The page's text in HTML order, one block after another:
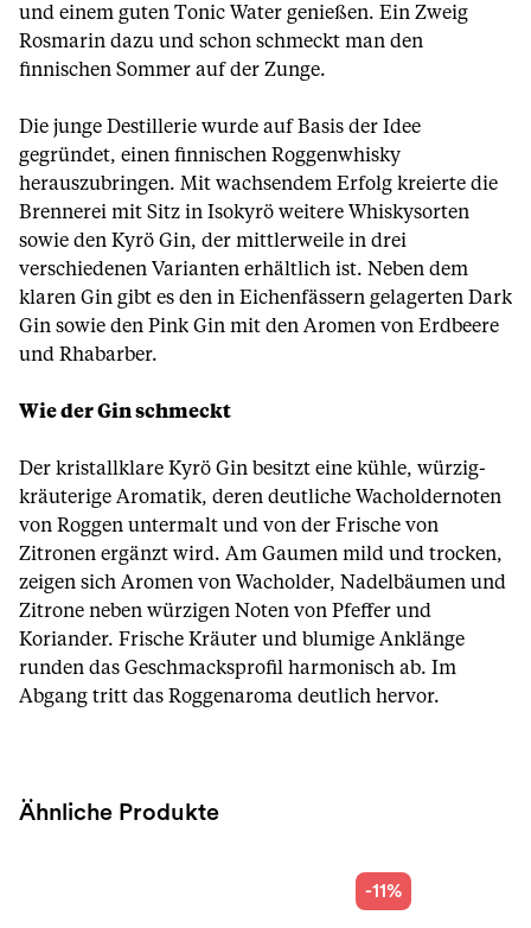
und einem guten Tonic Water genießen. Ein Zweig
Rosmarin dazu und schon schmeckt man den
finnischen Sommer auf der Zunge.
Die junge Destillerie wurde auf Basis der Idee
gegründet, einen finnischen Roggenwhisky
herauszubringen. Mit wachsendem Erfolg kreierte die
Brennerei mit Sitz in Isokyrö weitere Whiskysorten
sowie den Kyrö Gin, der mittlerweile in drei
verschiedenen Varianten erhältlich ist. Neben dem
klaren Gin gibt es den in Eichenfässern gelagerten Dark
Gin sowie den Pink Gin mit den Aromen von Erdbeere
und Rhabarber.
Wie der Gin schmeckt
Der kristallklare Kyrö Gin besitzt eine kühle, würzig-
kräuterige Aromatik, deren deutliche Wacholdernoten
von Roggen untermalt und von der Frische von
Zitronen ergänzt wird. Am Gaumen mild und trocken,
zeigen sich Aromen von Wacholder, Nadelbäumen und
Zitrone neben würzigen Noten von Pfeffer und
Koriander. Frische Kräuter und blumige Anklänge
runden das Geschmacksprofil harmonisch ab. Im
Abgang tritt das Roggenaroma deutlich hervor.
Ähnliche Produkte
-11%